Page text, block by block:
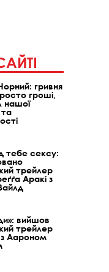
гривня
гроші,
нашої
тебе сексу:
трейлер
Аракі з
вийшов
трейлер
Аароном